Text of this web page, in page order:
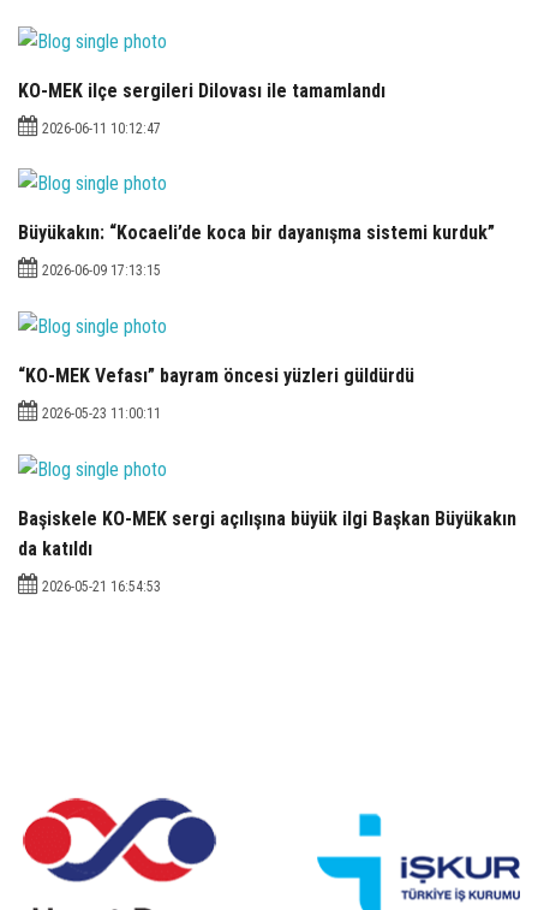
KO-MEK ilçe sergileri Dilovası ile tamamlandı
2026-06-11 10:12:47
Büyükakın: “Kocaeli’de koca bir dayanışma sistemi kurduk”
2026-06-09 17:13:15
“KO-MEK Vefası” bayram öncesi yüzleri güldürdü
2026-05-23 11:00:11
Başiskele KO-MEK sergi açılışına büyük ilgi Başkan Büyükakın
da katıldı
2026-05-21 16:54:53